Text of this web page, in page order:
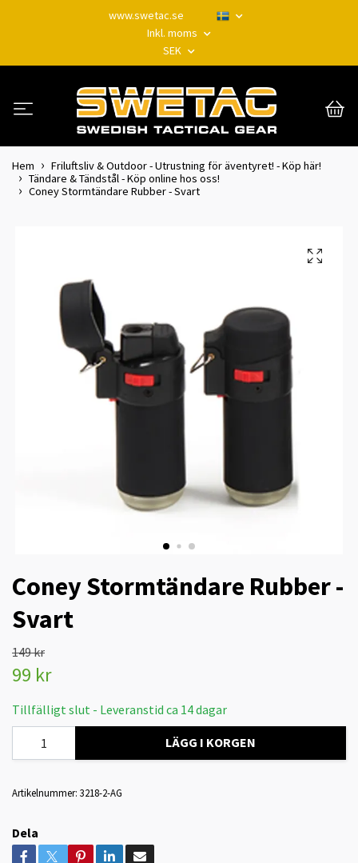
www.swetac.se
Inkl. moms
SEK
Hem
Friluftsliv & Outdoor - Utrustning för äventyret! - Köp här!
Tändare & Tändstål - Köp online hos oss!
Coney Stormtändare Rubber - Svart
Coney Stormtändare Rubber -
Svart
149 kr
99 kr
Tillfälligt slut - Leveranstid ca 14 dagar
LÄGG I KORGEN
Artikelnummer: 3218-2-AG
Dela